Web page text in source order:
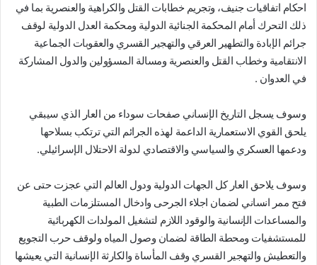
احكام اتفاقيات جنيف، وتجريم خطابات القتل والكراهية والعنصرية بما في
ذلك التحرك أمام المحكمة الجنائية الدولية ومحكمة العدل الدولية لوقف
جرائم الإبادة والتطهير العرقي والتهجير القسري والعقوبات الجماعية
الانتقامية وخطاب القتل والعنصرية ومسالة المسؤولين والدول المشاركة
في العدوان .
وسوف يسجل التاريخ الإنساني صفحات سوداء من العار الذي سيبقي
يلحق القوي الاستعمارية الداعمة لهذه الجرائم التي ترتكب بسلاحها
ودعمها العسكري والسياسي والاقتصادي لدولة الاحتلال الإسرائيلي.
وسوف يلاحق العار كل الجهات الدولية ودول العالم التي عجزت حتى عن
فتح ممر انساني لضمان اجلاء الجرحى وادخال المستلزمات الطبية
والمساعدات الإنسانية والوقود اللازم لتشغيل المولدات الكهربائية
للمستشفيات ومحطة الطاقة لضمان وصول المياه ولوقف حرب التجويع
والتعطيش والتهجير القسري وقف المأساة والكارثة الإنسانية التي يعيشها